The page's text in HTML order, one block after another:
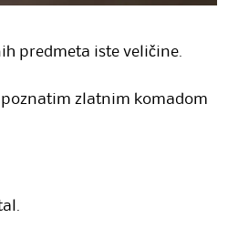
predmeta iste veličine.
zlatnim komadom